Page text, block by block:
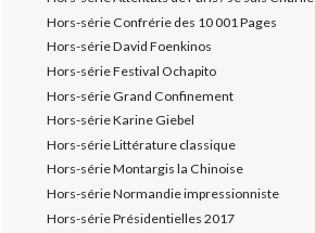
Hors-série Confrérie des 10 001 Pages
Hors-série David Foenkinos
Hors-série Festival Ochapito
Hors-série Grand Confinement
Hors-série Karine Giebel
Hors-série Littérature classique
Hors-série Montargis la Chinoise
Hors-série Normandie impressionniste
Hors-série Présidentielles 2017